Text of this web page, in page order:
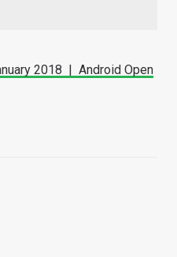
2018 | Android Open